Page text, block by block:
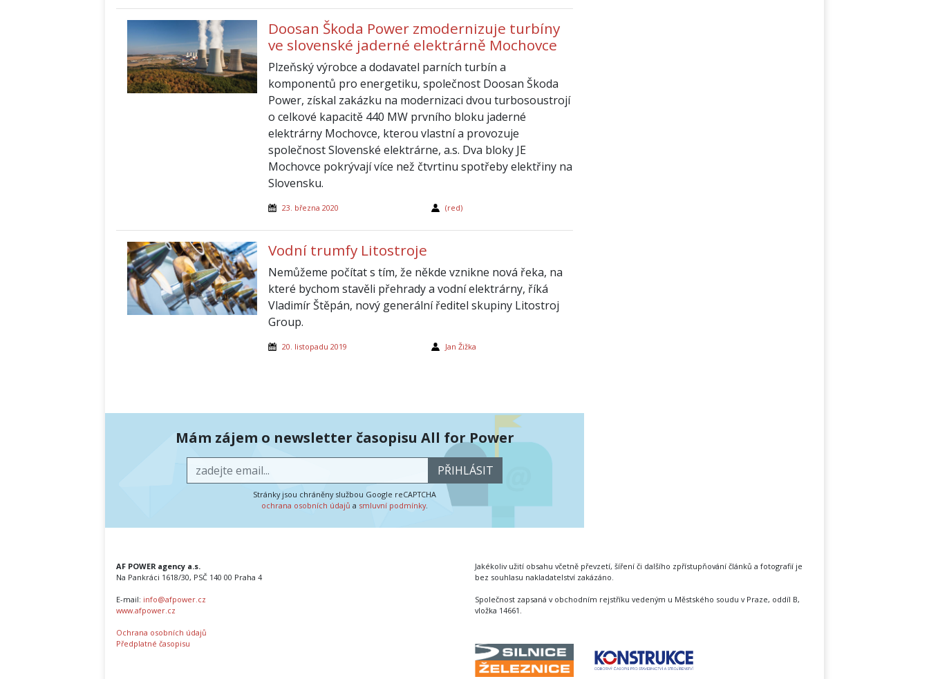
Doosan Škoda Power zmodernizuje turbíny
ve slovenské jaderné elektrárně Mochovce
Plzeňský výrobce a dodavatel parních turbín a
komponentů pro energetiku, společnost Doosan Škoda
Power, získal zakázku na modernizaci dvou turbosoustrojí
o celkové kapacitě 440 MW prvního bloku jaderné
elektrárny Mochovce, kterou vlastní a provozuje
společnost Slovenské elektrárne, a.s. Dva bloky JE
Mochovce pokrývají více než čtvrtinu spotřeby elektřiny na
Slovensku.
23. března 2020 (red)
Vodní trumfy Litostroje
Nemůžeme počítat s tím, že někde vznikne nová řeka, na
které bychom stavěli přehrady a vodní elektrárny, říká
Vladimír Štěpán, nový generální ředitel skupiny Litostroj
Group.
20. listopadu 2019 Jan Žižka
Mám zájem o newsletter časopisu All for Power
PŘIHLÁSIT
Stránky jsou chráněny službou Google reCAPTCHA
ochrana osobních údajů a smluvní podmínky.
AF POWER agency a.s.
Na Pankráci 1618/30, PSČ 140 00 Praha 4
E-mail: info@afpower.cz
www.afpower.cz
Ochrana osobních údajů
Předplatné časopisu
Jakékoliv užití obsahu včetně převzetí, šíření či dalšího zpřístupňování článků a fotografií je
bez souhlasu nakladatelství zakázáno.
Společnost zapsaná v obchodním rejstříku vedeným u Městského soudu v Praze, oddíl B,
vložka 14661.